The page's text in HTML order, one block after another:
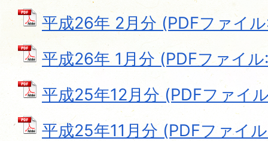
平成26年 2月分 (PDFファイ
平成26年 1月分 (PDFファイ
平成25年12月分 (PDFファイ
平成25年11月分 (PDFファイ